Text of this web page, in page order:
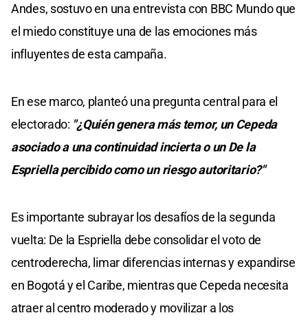
Andes, sostuvo en una entrevista con BBC Mundo que
el miedo constituye una de las emociones más
influyentes de esta campaña.
En ese marco, planteó una pregunta central para el
electorado: "¿Quién genera más temor, un Cepeda
asociado a una continuidad incierta o un De la
Espriella percibido como un riesgo autoritario?"
Es importante subrayar los desafíos de la segunda
vuelta: De la Espriella debe consolidar el voto de
centroderecha, limar diferencias internas y expandirse
en Bogotá y el Caribe, mientras que Cepeda necesita
atraer al centro moderado y movilizar a los